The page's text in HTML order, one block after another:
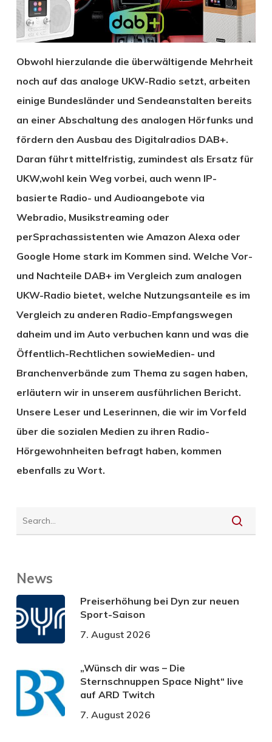
Obwohl hierzulande die überwältigende Mehrheit
noch auf das analoge UKW-Radio setzt, arbeiten
einige Bundesländer und Sendeanstalten bereits
an einer Abschaltung des analogen Hörfunks und
fördern den Ausbau des Digitalradios DAB+.
Daran führt mittelfristig, zumindest als Ersatz für
UKW,wohl kein Weg vorbei, auch wenn IP-
basierte Radio- und Audioangebote via
Webradio, Musikstreaming oder
perSprachassistenten wie Amazon Alexa oder
Google Home stark im Kommen sind. Welche Vor-
und Nachteile DAB+ im Vergleich zum analogen
UKW-Radio bietet, welche Nutzungsanteile es im
Vergleich zu anderen Radio-Empfangswegen
daheim und im Auto verbuchen kann und was die
Öffentlich-Rechtlichen sowieMedien- und
Branchenverbände zum Thema zu sagen haben,
erläutern wir in unserem ausführlichen Bericht.
Unsere Leser und Leserinnen, die wir im Vorfeld
über die sozialen Medien zu ihren Radio-
Hörgewohnheiten befragt haben, kommen
ebenfalls zu Wort.
News
Preiserhöhung bei Dyn zur neuen
Sport-Saison
7. August 2026
„Wünsch dir was – Die
Sternschnuppen Space Night“ live
auf ARD Twitch
7. August 2026